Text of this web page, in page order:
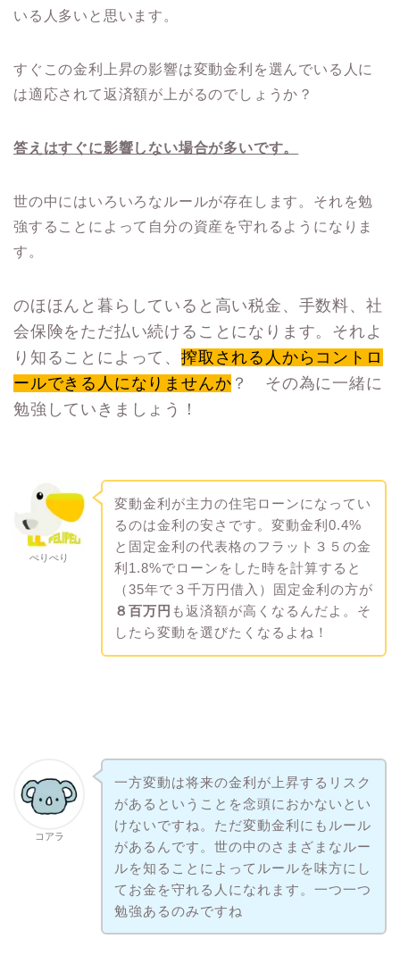
いる人多いと思います。
すぐこの金利上昇の影響は変動金利を選んでいる人に
は適応されて返済額が上がるのでしょうか？
答えはすぐに影響しない場合が多いです。
世の中にはいろいろなルールが存在します。それを勉
強することによって自分の資産を守れるようになりま
す。
のほほんと暮らしていると高い税金、手数料、社
会保険をただ払い続けることになります。それよ
り知ることによって、 搾取される人からコントロ
ールできる人になりませんか ？ その為に一緒に
勉強していきましょう！
ぺりぺり
変動金利が主力の住宅ローンになってい
るのは金利の安さです。変動金利0.4%
と固定金利の代表格のフラット３５の金
利1.8%でローンをした時を計算すると
（35年で３千万円借入）固定金利の方が
８百万円 も返済額が高くなるんだよ。そ
したら変動を選びたくなるよね！
コアラ
一方変動は将来の金利が上昇するリスク
があるということを念頭におかないとい
けないですね。ただ変動金利にもルール
があるんです。世の中のさまざまなルー
ルを知ることによってルールを味方にし
てお金を守れる人になれます。一つ一つ
勉強あるのみですね